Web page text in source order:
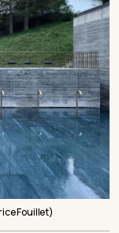
Fouillet)